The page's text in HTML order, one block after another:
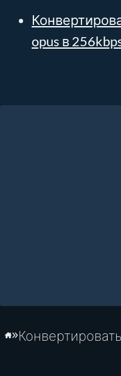
opus в
Главная
Конвертировать